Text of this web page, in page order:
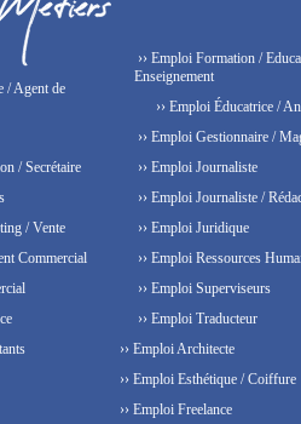
/ Agent de
/ Secrétaire
/ Vente
Commercial
›› Emploi Formation /
Enseignement
›› Emploi Éducatrice /
›› Emploi Gestionnaire /
›› Emploi Journaliste
›› Emploi Journaliste /
›› Emploi Juridique
›› Emploi Ressources
›› Emploi Superviseurs
›› Emploi Traducteur
›› Emploi Architecte
›› Emploi Esthétique / Coiffure
›› Emploi Freelance